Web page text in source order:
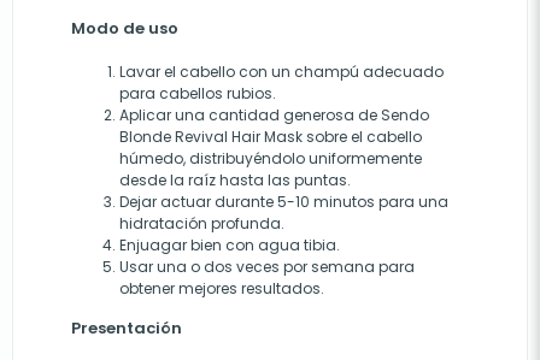
Modo de uso
Lavar el cabello con un champú adecuado
para cabellos rubios.
Aplicar una cantidad generosa de Sendo
Blonde Revival Hair Mask sobre el cabello
húmedo, distribuyéndolo uniformemente
desde la raíz hasta las puntas.
Dejar actuar durante 5-10 minutos para una
hidratación profunda.
Enjuagar bien con agua tibia.
Usar una o dos veces por semana para
obtener mejores resultados.
Presentación